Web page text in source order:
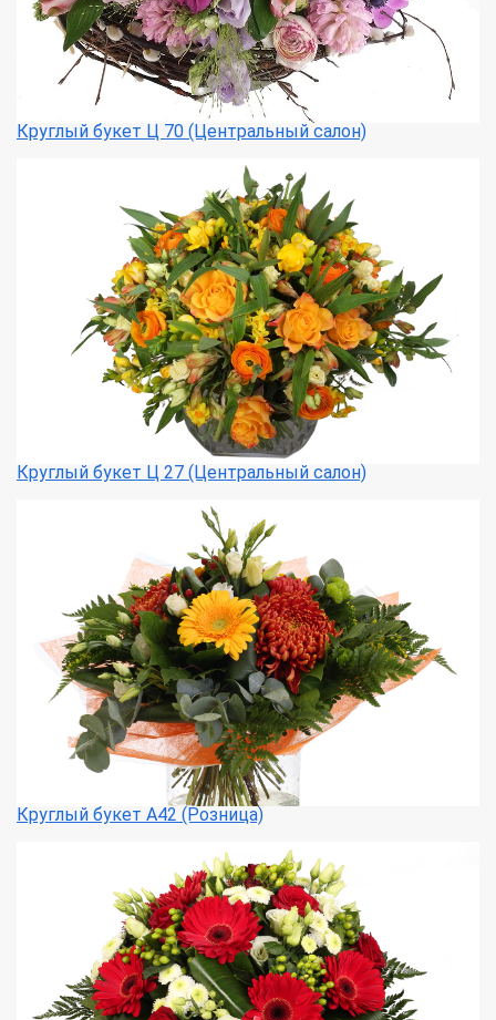
Круглый букет Ц 70 (Центральный салон)
Круглый букет Ц 27 (Центральный салон)
Круглый букет А42 (Розница)